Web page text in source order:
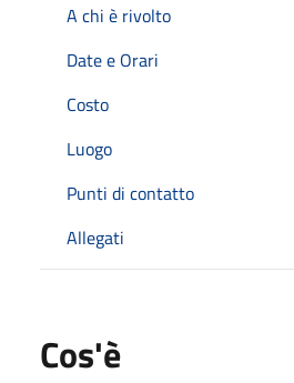
A chi è rivolto
Date e Orari
Costo
Luogo
Punti di contatto
Allegati
Cos'è